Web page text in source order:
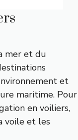
mer et du
et
maritime. Pour
en voiliers,
voile et les